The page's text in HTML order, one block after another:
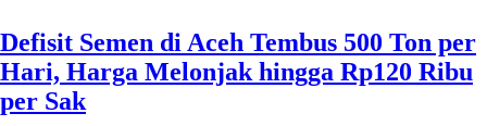
Defisit Semen di Aceh Tembus 500 Ton per
Hari, Harga Melonjak hingga Rp120 Ribu
per Sak